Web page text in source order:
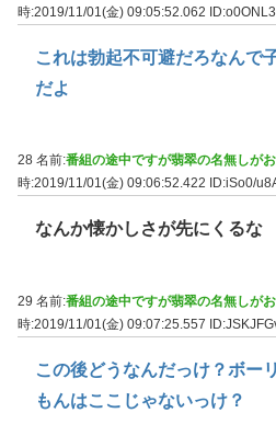
時:2019/11/01(金) 09:05:52.062
これは勃起不可避だろなんで
だよ
28 名前:番組の途中ですが翡翠の名無しが
時:2019/11/01(金) 09:06:52.422
ID:iSo0/
なんか懐かしさが先にくるな
29 名前:番組の途中ですが翡翠の名無しが
時:2019/11/01(金) 09:07:25.557
この後どうなんだっけ？ボー
もんはここじゃないっけ？